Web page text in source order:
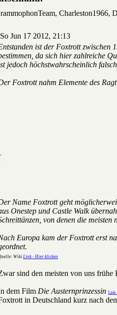
So Jun 17 2012, 21:13
ist der Foxtrott zwischen
da sich hier zahlreiche
jedoch höchstwahrscheinlich
Foxtrott nahm Elemente des
Name Foxtrott geht
Onestep und Castle Walk
von denen die meisten
Europa kam der Foxtrott erst
WikiLink - Hier klicken
sind den meisten von uns
dem Film Die Austernprinzessin Link
in Deutschland kurz nach